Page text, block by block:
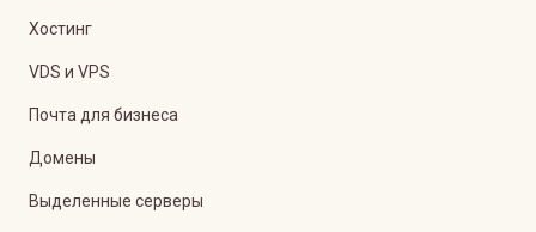
Хостинг
VDS и VPS
Почта для бизнеса
Домены
Выделенные серверы